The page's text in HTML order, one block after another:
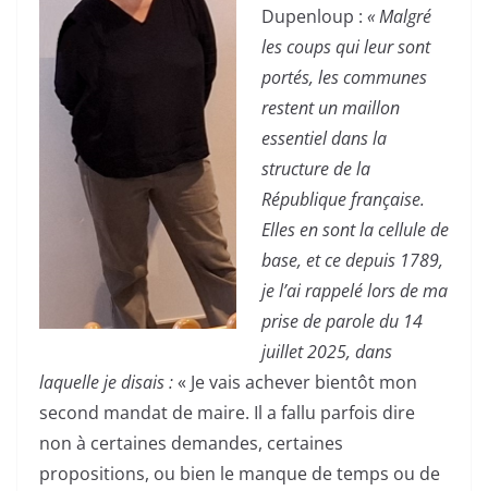
Dupenloup : « Malgré
les coups qui leur sont
portés, les communes
restent un maillon
essentiel dans la
structure de la
République française.
Elles en sont la cellule de
base, et ce depuis 1789,
je l’ai rappelé lors de ma
prise de parole du 14
juillet 2025, dans
laquelle je disais :« Je vais achever bientôt mon
second mandat de maire. Il a fallu parfois dire
non à certaines demandes, certaines
propositions, ou bien le manque de temps ou de